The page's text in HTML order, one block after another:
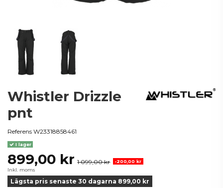
Whistler Drizzle
pnt
Referens W23318858461
I lager
899,00 kr 1 099,00 kr
-200,00 kr
Inkl. moms
Lägsta pris senaste 30 dagarna 899,00 kr